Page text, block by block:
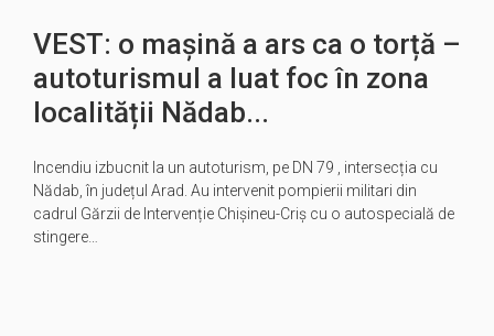
VEST: o mașină a ars ca o torță –
autoturismul a luat foc în zona
localității Nădab...
Incendiu izbucnit la un autoturism, pe DN 79 , intersecția cu
Nădab, în județul Arad. Au intervenit pompierii militari din
cadrul Gărzii de Intervenție Chișineu-Criș cu o autospecială de
stingere…